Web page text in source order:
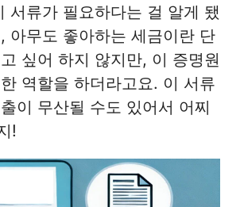
서류가 필요하다는 걸 알게 됐
아무도 좋아하는 세금이란 단
싶어 하지 않지만, 이 증명원
역할을 하더라고요. 이 서류
이 무산될 수도 있어서 어찌
!